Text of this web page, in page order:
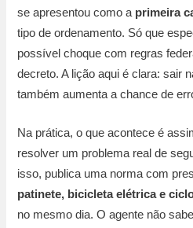
se apresentou como a primeira
tipo de ordenamento. Só que
possível choque com regras
decreto. A lição aqui é clara: sair
também aumenta a chance de
Na prática, o que acontece é
resolver um problema real de
isso, publica uma norma com
patinete, bicicleta elétrica e
no mesmo dia. O agente não